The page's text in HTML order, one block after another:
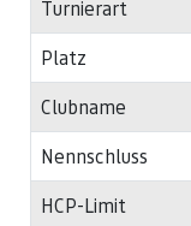
Turnierart
Platz
Clubname
Nennschluss
HCP-Limit